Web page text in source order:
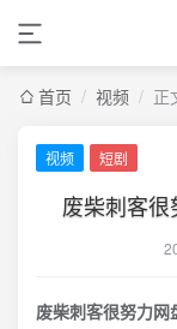
首页 / 视频 / 正
视频 短剧
废柴刺客
废柴刺客很努力网